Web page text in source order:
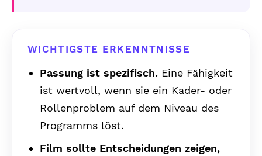
WICHTIGSTE ERKENNTNISSE
Passung ist spezifisch. Eine Fähigkeit
ist wertvoll, wenn sie ein Kader- oder
Rollenproblem auf dem Niveau des
Programms löst.
Film sollte Entscheidungen zeigen,